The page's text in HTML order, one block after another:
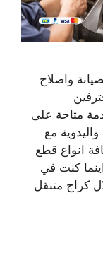
واصلاح
متاحة على
مع
انواع قطع
كنت في
كراج متنقل